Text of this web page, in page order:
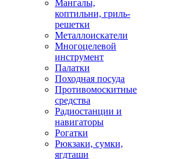
Мангалы,
коптильни, гриль-
решетки
Металлоискатели
Многоцелевой
инструмент
Палатки
Походная посуда
Противомоскитные
средства
Радиостанции и
навигаторы
Рогатки
Рюкзаки, сумки,
ягдташи